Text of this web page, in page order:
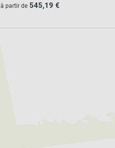
à partir de 545,19 €